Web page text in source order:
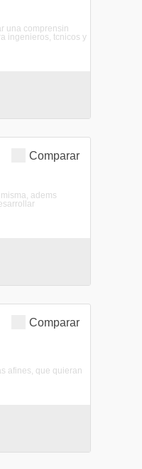
una comprensin
ingenieros, tcnicos y
Comparar
adems
Comparar
afines, que quieran